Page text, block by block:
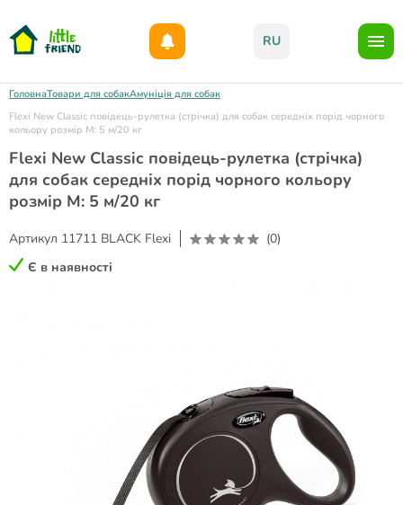
RU
ГоловнаТовари для собакАмуніція для собак
Flexi New Classic повідець-рулетка (стрічка) для собак середніх порід чорного
кольору розмір M: 5 м/20 кг
Flexi New Classic повідець-рулетка (стрічка)
для собак середніх порід чорного кольору
розмір M: 5 м/20 кг
Артикул 11711 BLACK Flexi
(0)
Є в наявності